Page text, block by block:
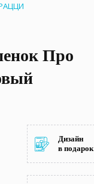
Про
Дизайн
в подарок